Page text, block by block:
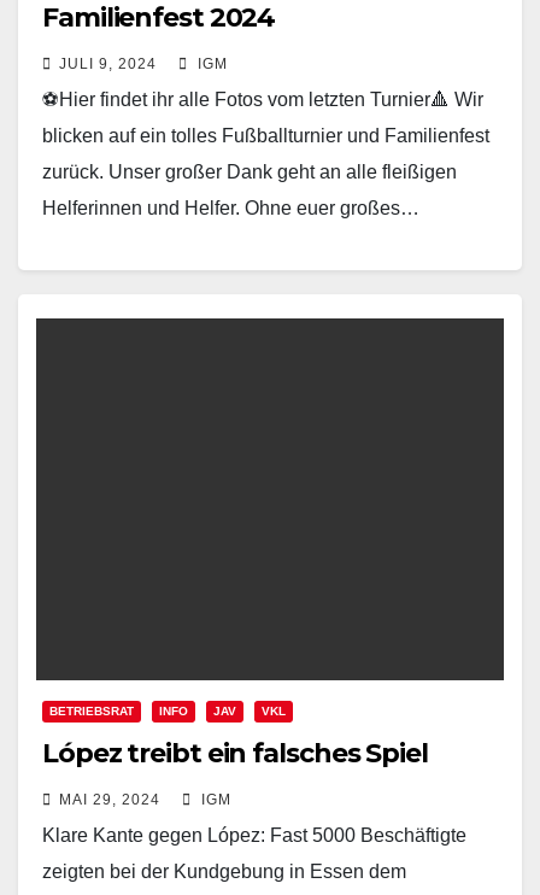
Familienfest 2024
JULI 9, 2024 IGM
⚽Hier findet ihr alle Fotos vom letzten Turnier🔺 Wir
blicken auf ein tolles Fußballturnier und Familienfest
zurück. Unser großer Dank geht an alle fleißigen
Helferinnen und Helfer. Ohne euer großes…
BETRIEBSRAT INFO JAV VKL
López treibt ein falsches Spiel
MAI 29, 2024 IGM
Klare Kante gegen López: Fast 5000 Beschäftigte
zeigten bei der Kundgebung in Essen dem